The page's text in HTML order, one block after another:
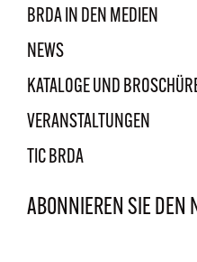
BRDA IN DEN MEDIEN
NEWS
KATALOGE UND
VERANSTALTUNGEN
TIC BRDA
ABONNIEREN SIE DEN